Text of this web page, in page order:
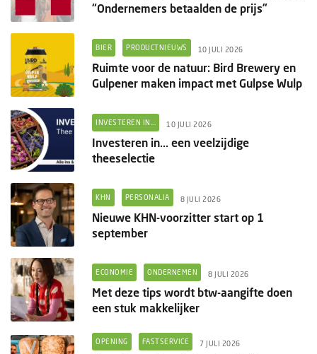
“Ondernemers betaalden de prijs”
BIER PRODUCTNIEUWS 10 JULI 2026
Ruimte voor de natuur: Bird Brewery en
Gulpener maken impact met Gulpse Wulp
INVESTEREN IN... 10 JULI 2026
Investeren in... een veelzijdige
theeselectie
KHN PERSONALIA 8 JULI 2026
Nieuwe KHN-voorzitter start op 1
september
ECONOMIE ONDERNEMEN 8 JULI 2026
Met deze tips wordt btw-aangifte doen
een stuk makkelijker
OPENING FASTSERVICE 7 JULI 2026